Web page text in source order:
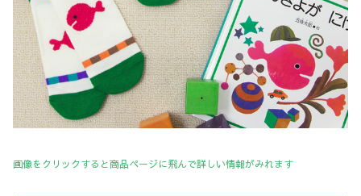
画像をクリックすると商品ページに飛んで詳しい情報がみれます